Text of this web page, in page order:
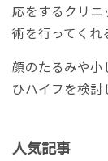
応をするクリ
術を行ってくれ
顔のたるみや小
ひハイフを検討
人気記事